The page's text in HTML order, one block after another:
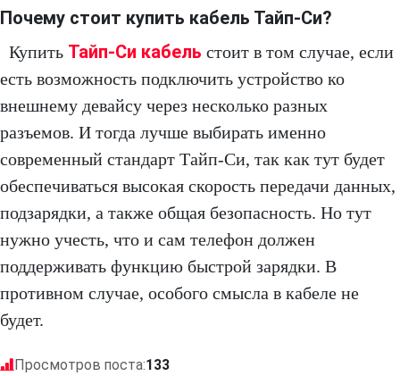
Почему стоит купить кабель Тайп-Си?
Купить Тайп-Си кабель стоит в том случае, если
есть возможность подключить устройство ко
внешнему девайсу через несколько разных
разъемов. И тогда лучше выбирать именно
современный стандарт Тайп-Си, так как тут будет
обеспечиваться высокая скорость передачи данных,
подзарядки, а также общая безопасность. Но тут
нужно учесть, что и сам телефон должен
поддерживать функцию быстрой зарядки. В
противном случае, особого смысла в кабеле не
будет.
Просмотров поста:133